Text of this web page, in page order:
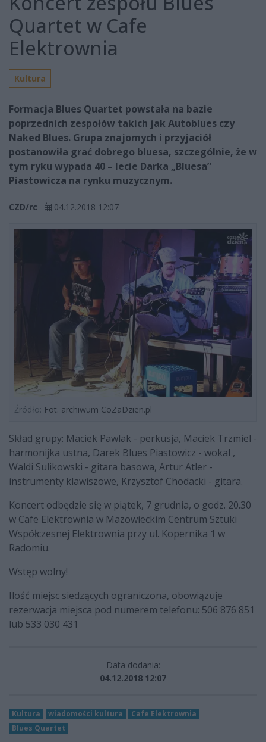
Quartet w Cafe
Elektrownia
Kultura
Formacja Blues Quartet powstała na bazie
poprzednich zespołów takich jak Autoblues czy
Naked Blues. Grupa znajomych i przyjaciół
postanowiła grać dobrego bluesa, szczególnie, że w
tym ryku wypada 40 – lecie Darka „Bluesa”
Piastowicza na rynku muzycznym.
CZD/rc 04.12.2018 12:07
Źródło: Fot. archiwum CoZaDzien.pl
Skład grupy: Maciek Pawlak - perkusja, Maciek Trzmiel -
harmonijka ustna, Darek Blues Piastowicz - wokal ,
Waldi Sulikowski - gitara basowa, Artur Atler -
instrumenty klawiszowe, Krzysztof Chodacki - gitara.
Koncert odbędzie się w piątek, 7 grudnia, o godz. 20.30
w Cafe Elektrownia w Mazowieckim Centrum Sztuki
Współczesnej Elektrownia przy ul. Kopernika 1 w
Radomiu.
Wstęp wolny!
Ilość miejsc siedzących ograniczona, obowiązuje
rezerwacja miejsca pod numerem telefonu: 506 876 851
lub 533 030 431
Data dodania:
04.12.2018 12:07
Kultura wiadomości kultura
Cafe Elektrownia
Blues Quartet